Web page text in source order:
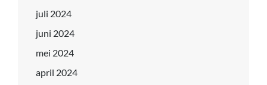
juli 2024
juni 2024
mei 2024
april 2024